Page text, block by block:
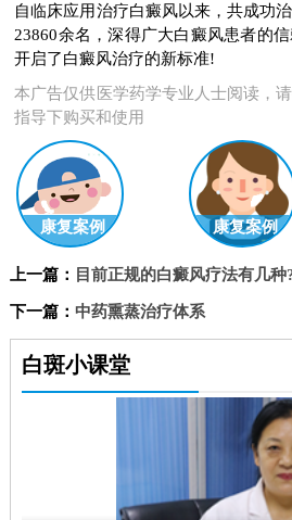
自临床应用治疗白癜风以来，共成功
23860余名，深得广大白癜风患者的
开启了白癜风治疗的新标准!
本广告仅供医学药学专业人士阅读，
指导下购买和使用
康复案例 康复案例
上一篇： 目前正规的白癜风疗法有几种
下一篇： 中药熏蒸治疗体系
白斑小课堂